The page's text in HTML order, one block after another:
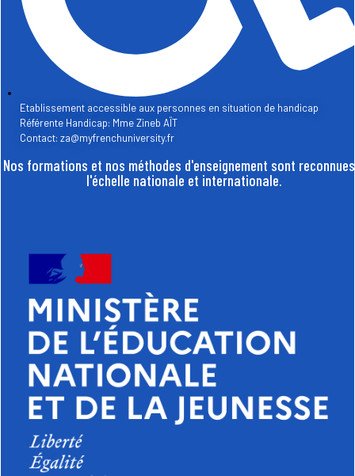
Etablissement accessible aux personnes en situation de handicap
Référente Handicap: Mme Zineb AÏT
Contact: za@myfrenchuniversity.fr
Nos formations et nos méthodes d'enseignement sont
l'échelle nationale et internationale.